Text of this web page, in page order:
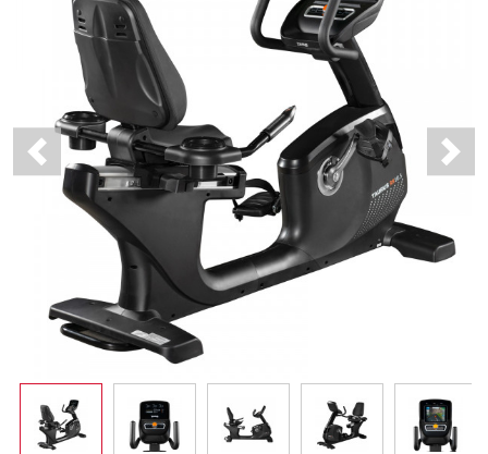
Previous Next